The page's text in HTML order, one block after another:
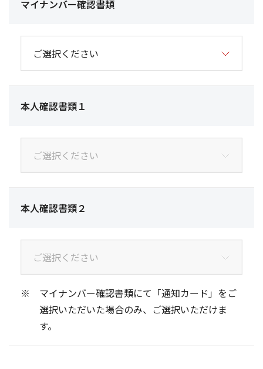
マイナンバー確認書類
本人確認書類１
本人確認書類２
マイナンバー確認書類にて「通知カード」をご
選択いただいた場合のみ、ご選択いただけま
す。